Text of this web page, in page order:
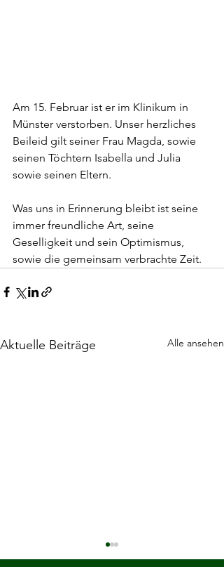
Am 15. Februar ist er im Klinikum in
Münster verstorben. Unser herzliches
Beileid gilt seiner Frau Magda, sowie
seinen Töchtern Isabella und Julia
sowie seinen Eltern.
Was uns in Erinnerung bleibt ist seine
immer freundliche Art, seine
Geselligkeit und sein Optimismus,
sowie die gemeinsam verbrachte Zeit.
Aktuelle Beiträge Alle ansehen